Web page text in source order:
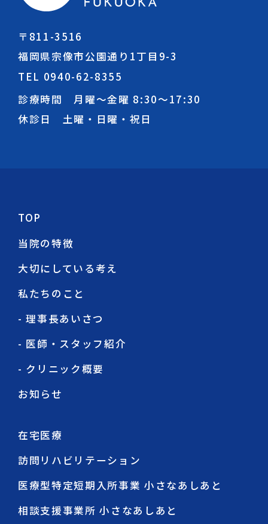
〒811-3516
福岡県宗像市公園通り1丁目9-3
TEL 0940-62-8355
診療時間 月曜～金曜 8:30～17:30
休診日 土曜・日曜・祝日
TOP
当院の特徴
大切にしている考え
私たちのこと
- 理事長あいさつ
- 医師・スタッフ紹介
- クリニック概要
お知らせ
在宅医療
訪問リハビリテーション
医療型特定短期入所事業 小さなあしあと
相談支援事業所 小さなあしあと